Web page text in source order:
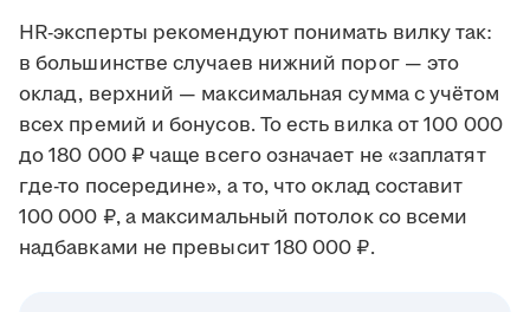
HR-эксперты рекомендуют понимать вилку так:
в большинстве случаев нижний порог — это
оклад, верхний — максимальная сумма с учётом
всех премий и бонусов. То есть вилка от 100 000
до 180 000 ₽ чаще всего означает не «заплатят
где-то посередине», а то, что оклад составит
100 000 ₽, а максимальный потолок со всеми
надбавками не превысит 180 000 ₽.